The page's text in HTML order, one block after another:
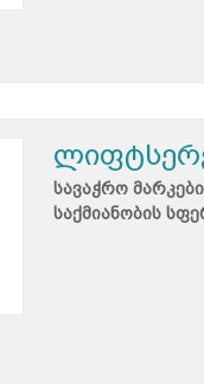
სავაჭრო
საქმიანობის